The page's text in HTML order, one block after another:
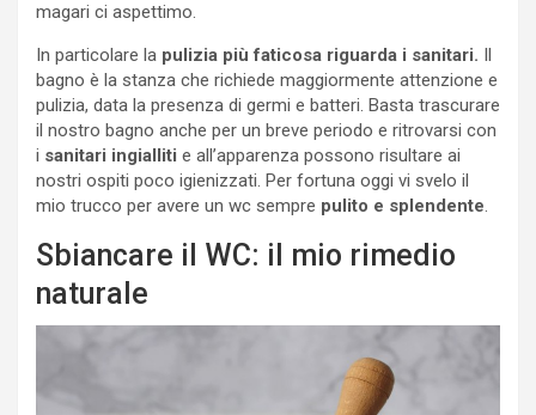
magari ci aspettimo.
In particolare la pulizia più faticosa riguarda i sanitari.
bagno è la stanza che richiede maggiormente attenzione e
pulizia, data la presenza di germi e batteri. Basta trascurare
il nostro bagno anche per un breve periodo e ritrovarsi con
i sanitari ingialliti e all’apparenza possono risultare ai
nostri ospiti poco igienizzati. Per fortuna oggi vi svelo il
mio trucco per avere un wc sempre pulito e splendente.
Sbiancare il WC: il mio rimedio
naturale